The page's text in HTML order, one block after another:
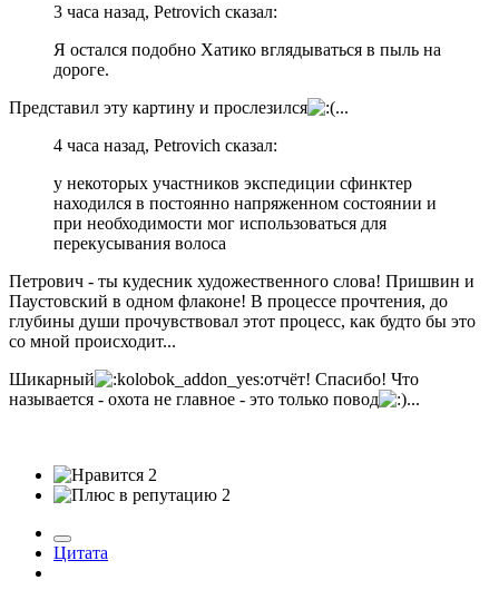
3 часа назад, Petrovich сказал:
Я остался подобно Хатико вглядываться в пыль на
дороге.
Представил эту картину и прослезился
...
4 часа назад, Petrovich сказал:
у некоторых участников экспедиции сфинктер
находился в постоянно напряженном состоянии и
при необходимости мог использоваться для
перекусывания волоса
Петрович - ты кудесник художественного слова! Пришвин и
Паустовский в одном флаконе! В процессе прочтения, до
глубины души прочувствовал этот процесс, как будто бы это
со мной происходит...
Шикарный
отчёт! Спасибо! Что
называется - охота не главное - это только повод
...
2
2
Цитата